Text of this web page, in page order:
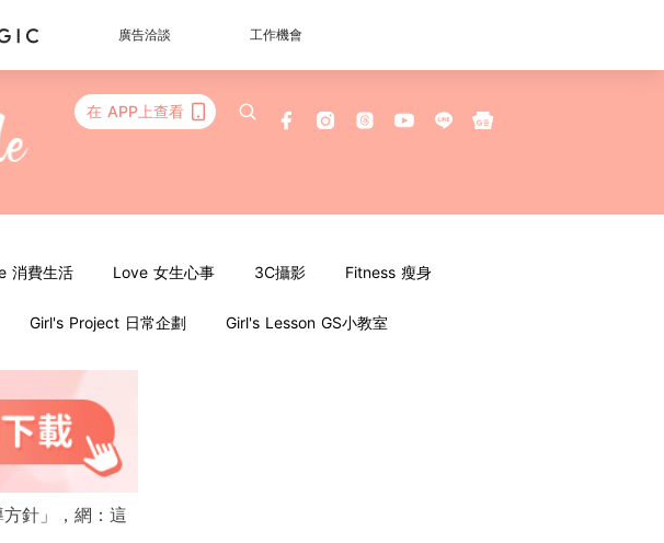
廣告洽談 工作機會
在 APP上查看
消費生活 Love 女生心事 3C攝影 Fitness 瘦身
Girl's Project 日常企劃 Girl's Lesson GS小教室